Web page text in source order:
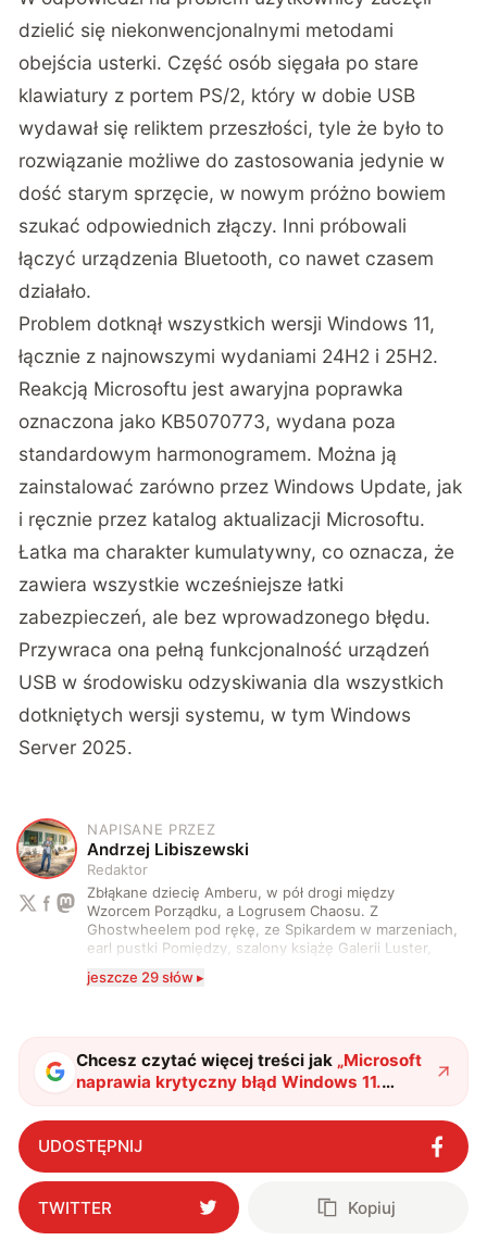
dzielić się niekonwencjonalnymi metodami
obejścia usterki. Część osób sięgała po stare
klawiatury z portem PS/2, który w dobie USB
wydawał się reliktem przeszłości, tyle że było to
rozwiązanie możliwe do zastosowania jedynie w
dość starym sprzęcie, w nowym próżno bowiem
szukać odpowiednich złączy. Inni próbowali
łączyć urządzenia Bluetooth, co nawet czasem
działało.
Problem dotknął wszystkich wersji Windows 11,
łącznie z najnowszymi wydaniami 24H2 i 25H2.
Reakcją Microsoftu jest awaryjna poprawka
oznaczona jako KB5070773, wydana poza
standardowym harmonogramem. Można ją
zainstalować zarówno przez Windows Update, jak
i ręcznie przez katalog aktualizacji Microsoftu.
Łatka ma charakter kumulatywny, co oznacza, że
zawiera wszystkie wcześniejsze łatki
zabezpieczeń, ale bez wprowadzonego błędu.
Przywraca ona pełną funkcjonalność urządzeń
USB w środowisku odzyskiwania dla wszystkich
dotkniętych wersji systemu, w tym Windows
Server 2025.
A
NAPISANE PRZEZ
Andrzej Libiszewski
Redaktor
Zbłąkane dziecię Amberu, w pół drogi między
Wzorcem Porządku, a Logrusem Chaosu. Z
Ghostwheelem pod rękę, ze Spikardem w marzeniach,
earl pustki Pomiędzy, szalony książę Galerii Luster,
serio? Pisaniem o szeroko pojętej technice o zajmuję
i gram w gry :)
jeszcze 29 słów ▸
Chcesz czytać więcej treści jak „Microsoft
naprawia krytyczny błąd Windows 11.
Awaryjna łatka przywraca obsługę USB w
trybie odzyskiwania"?
UDOSTĘPNIJ
TWITTER Kopiuj